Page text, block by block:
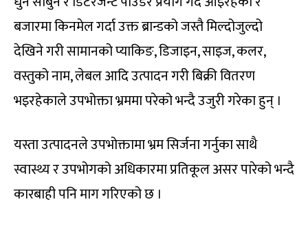
बजारमा किनमेल गर्दा उक्त ब्रान्डको जस्तै मिल्दोजुल्दो
देखिने गरी सामानको प्याकिङ, डिजाइन, साइज, कलर,
वस्तुको नाम, लेबल आदि उत्पादन गरी बिक्री वितरण
भइरहेकाले उपभोक्ता भ्रममा परेको भन्दै उजुरी गरेका हुन् ।
यस्ता उत्पादनले उपभोक्तामा भ्रम सिर्जना गर्नुका साथै
स्वास्थ्य र उपभोगको अधिकारमा प्रतिकूल असर पारेको भन्दै
कारबाही पनि माग गरिएको छ ।